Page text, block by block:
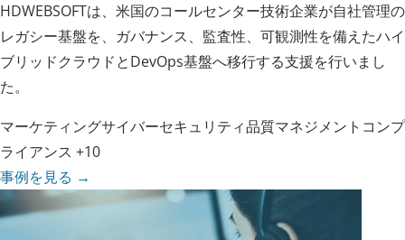
HDWEBSOFTは、米国のコールセンター技術企業が自社管理の
レガシー基盤を、ガバナンス、監査性、可観測性を備えたハイ
ブリッドクラウドとDevOps基盤へ移行する支援を行いまし
た。
マーケティングサイバーセキュリティ品質マネジメント コンプ
ライアンス +10
事例を見る →